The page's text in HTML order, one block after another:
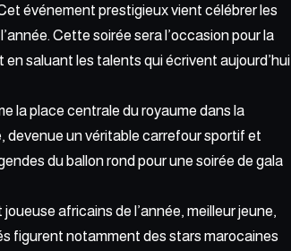
événement prestigieux vient célébrer les
Cette soirée sera l’occasion pour la
saluant les talents qui écrivent aujourd’hui
la place centrale du royaume dans la
un véritable carrefour sportif et
du ballon rond pour une soirée de gala
africains de l’année, meilleur jeune,
figurent notamment des stars marocaines